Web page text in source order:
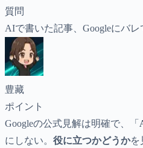
質問
AIで書いた記事、Googleにバ
豊藏
ポイント
Googleの公式見解は明確で、「
にしない。 役に立つかどうかを